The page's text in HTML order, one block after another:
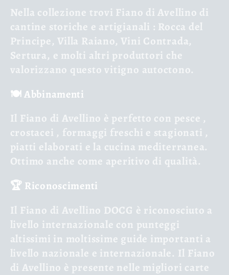
Nella collezione trovi Fiano di Avellino di
cantine storiche e artigianali : Rocca del
Principe, Villa Raiano, Vini Contrada,
Sertura, e molti altri produttori che
valorizzano questo vitigno autoctono.
🍽️ Abbinamenti
Il Fiano di Avellino è perfetto con pesce ,
crostacei , formaggi freschi e stagionati ,
piatti elaborati e la cucina mediterranea.
Ottimo anche come aperitivo di qualità.
🏆 Riconoscimenti
Il Fiano di Avellino DOCG è riconosciuto a
livello internazionale con punteggi
altissimi in moltissime guide importanti a
livello nazionale e internazionale. Il Fiano
di Avellino è presente nelle migliori carte